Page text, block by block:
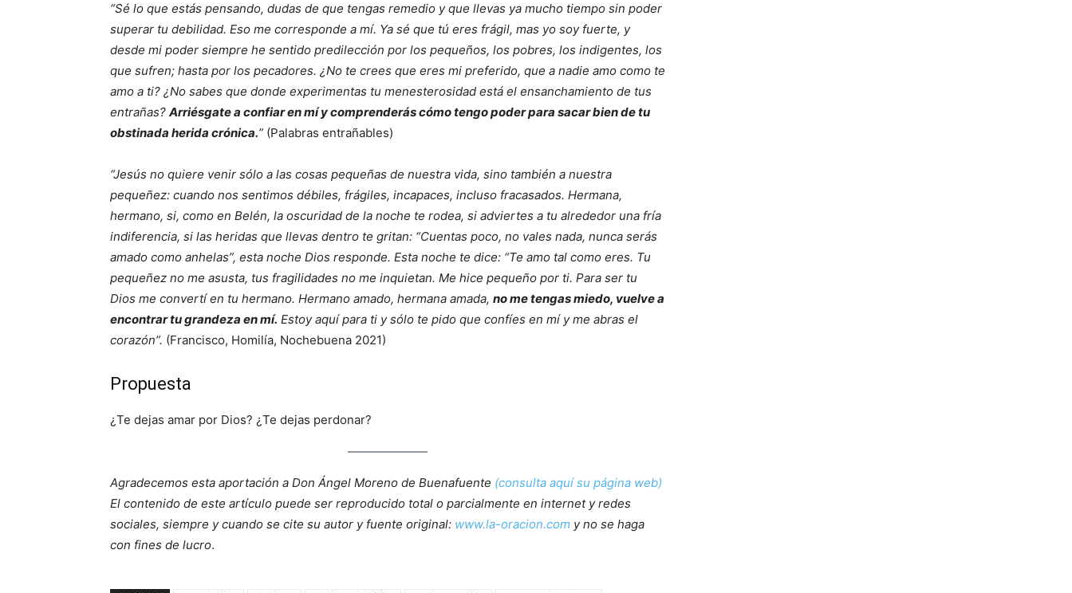
“Sé lo que estás pensando, dudas de que tengas remedio y que llevas ya mucho tiempo sin poder
superar tu debilidad. Eso me corresponde a mí. Ya sé que tú eres frágil, mas yo soy fuerte, y
desde mi poder siempre he sentido predilección por los pequeños, los pobres, los indigentes, los
que sufren; hasta por los pecadores. ¿No te crees que eres mi preferido, que a nadie amo como te
amo a ti? ¿No sabes que donde experimentas tu menesterosidad está el ensanchamiento de tus
entrañas? Arriésgate a confiar en mí y comprenderás cómo tengo poder para sacar bien de tu
obstinada herida crónica.” (Palabras entrañables)
“Jesús no quiere venir sólo a las cosas pequeñas de nuestra vida, sino también a nuestra
pequeñez: cuando nos sentimos débiles, frágiles, incapaces, incluso fracasados. Hermana,
hermano, si, como en Belén, la oscuridad de la noche te rodea, si adviertes a tu alrededor una fría
indiferencia, si las heridas que llevas dentro te gritan: “Cuentas poco, no vales nada, nunca serás
amado como anhelas”, esta noche Dios responde. Esta noche te dice: “Te amo tal como eres. Tu
pequeñez no me asusta, tus fragilidades no me inquietan. Me hice pequeño por ti. Para ser tu
Dios me convertí en tu hermano. Hermano amado, hermana amada, no me tengas miedo, vuelve a
encontrar tu grandeza en mí. Estoy aquí para ti y sólo te pido que confíes en mí y me abras el
corazón”. (Francisco, Homilía, Nochebuena 2021)
Propuesta
¿Te dejas amar por Dios? ¿Te dejas perdonar?
Agradecemos esta aportación a Don Ángel Moreno de Buenafuente (consulta aquí su página web)
El contenido de este artículo puede ser reproducido total o parcialmente en internet y redes
sociales, siempre y cuando se cite su autor y fuente original: www.la-oracion.com y no se haga
con fines de lucro.